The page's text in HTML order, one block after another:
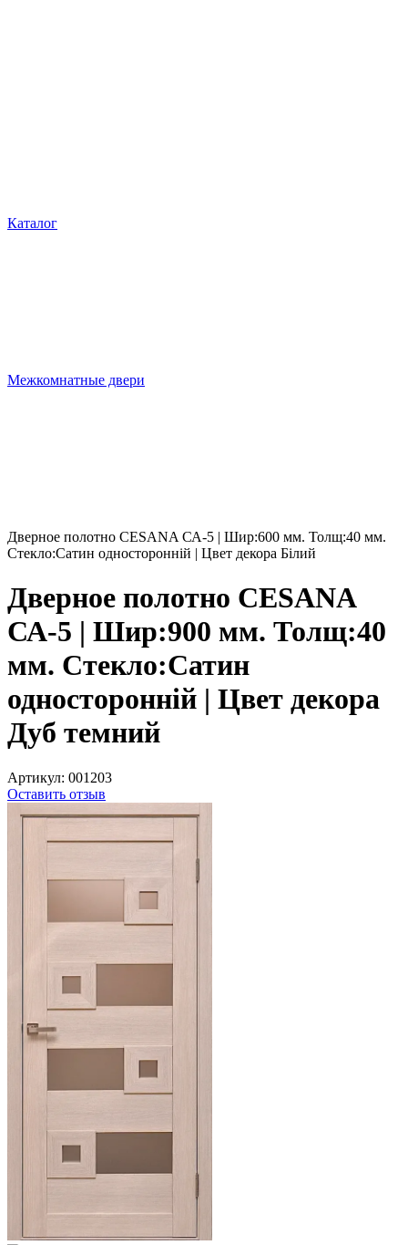
Каталог
Межкомнатные двери
Дверное полотно CESANA СА-5 | Шир:600 мм. Толщ:40 мм.
Стекло:Сатин односторонній | Цвет декора Білий
Дверное полотно CESANA
СА-5 | Шир:900 мм. Толщ:40
мм. Стекло:Сатин
односторонній | Цвет декора
Дуб темний
Артикул: 001203
Оставить отзыв